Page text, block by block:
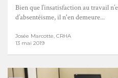
Bien que l’insatisfaction au travail
d’absentéisme, il n'en demeure...
Josée Marcotte, CRHA
13 mai 2019